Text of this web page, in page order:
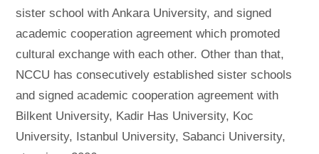
sister school with Ankara University, and signed
academic cooperation agreement which promoted
cultural exchange with each other. Other than that,
NCCU has consecutively established sister schools
and signed academic cooperation agreement with
Bilkent University, Kadir Has University, Koc
University, Istanbul University, Sabanci University,